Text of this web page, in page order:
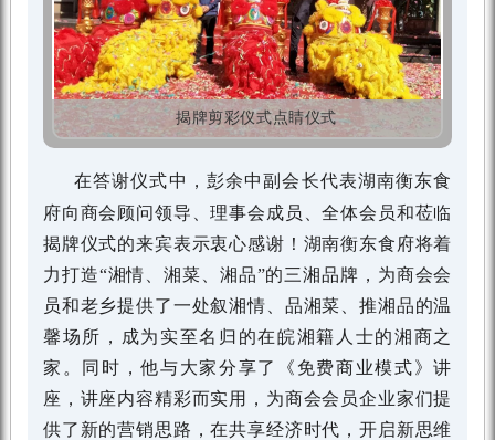
揭牌剪彩仪式点睛仪式
在答谢仪式中，彭余中副会长代表湖南衡东食
府向商会顾问领导、理事会成员、全体会员和莅临
揭牌仪式的来宾表示衷心感谢！湖南衡东食府将着
力打造“湘情、湘菜、湘品”的三湘品牌，为商会会
员和老乡提供了一处叙湘情、品湘菜、推湘品的温
馨场所，成为实至名归的在皖湘籍人士的湘商之
家。同时，他与大家分享了《免费商业模式》讲
座，讲座内容精彩而实用，为商会会员企业家们提
供了新的营销思路，在共享经济时代，开启新思维